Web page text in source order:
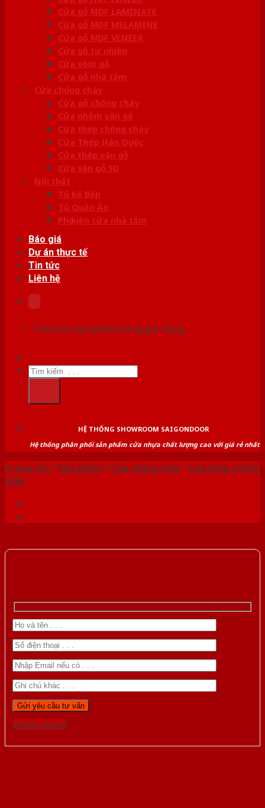
Cửa gỗ MDF LAMINATE
Cửa gỗ MDF MELAMINE
Cửa gỗ MDF VENEER
Cửa gỗ tự nhiên
Cửa vòm gỗ
Cửa gỗ nhà tắm
Cửa chống cháy
Cửa gỗ chống cháy
Cửa nhôm vân gỗ
Cửa thép chống cháy
Cửa Thép Hàn Quốc
Cửa thép vân gỗ
Cửa vân gỗ 5D
Nội thất
Tủ Kệ Bếp
Tủ Quần Áo
Phụ kiện cửa nhà tắm
Báo giá
Dự án thực tế
Tin tức
Liên hệ
Chưa có sản phẩm trong giỏ hàng.
Tìm
kiếm:
HỆ THỐNG SHOWROOM SAIGONDOOR
Hệ thống phân phối sản phẩm cửa nhựa chất lượng cao với giá rẻ nhất
Trang chủ /Sản phẩm /Cửa chống cháy/Cửa thép chống
cháy
Gọi 0976.169.864